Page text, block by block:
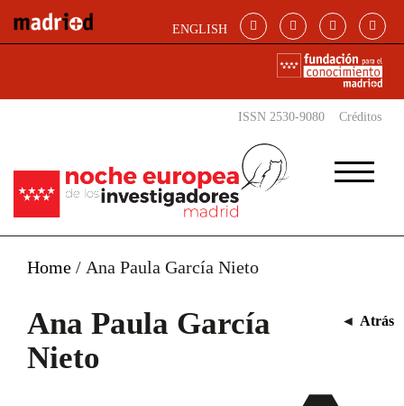
ENGLISH
ISSN 2530-9080 Créditos
Home / Ana Paula García Nieto
Ana Paula García
Nieto
◄ Atrás